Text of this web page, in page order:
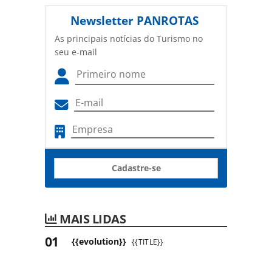
Newsletter PANROTAS
As principais notícias do Turismo no
seu e-mail
Cadastre-se
MAIS LIDAS
{{evolution}} {{TITLE}}